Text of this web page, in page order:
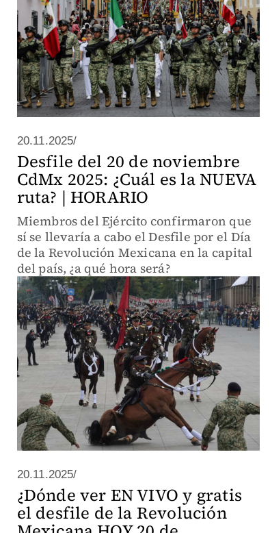
20.11.2025/
Desfile del 20 de noviembre
CdMx 2025: ¿Cuál es la NUEVA
ruta? | HORARIO
Miembros del Ejército confirmaron que
sí se llevaría a cabo el Desfile por el Día
de la Revolución Mexicana en la capital
del país, ¿a qué hora será?
20.11.2025/
¿Dónde ver EN VIVO y gratis
el desfile de la Revolución